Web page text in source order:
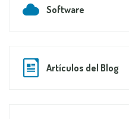
Software
Artículos del Blog